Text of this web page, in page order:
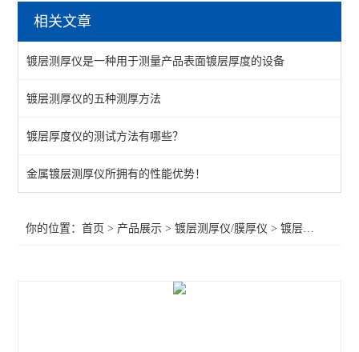
膜厚仪
镀层测厚仪
相关文章
镀层测厚仪是一种用于测量产品表面镀层厚度的设备
镀层测厚仪的五种测厚方法
镀层厚度仪的测试方法有哪些？
金属镀层测厚仪所拥有的性能优势！
你的位置：首页 > 产品展示 >镀层测厚仪/膜厚仪 >镀层测厚仪